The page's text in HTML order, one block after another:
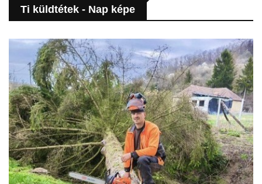
Ti küldtétek - Nap képe